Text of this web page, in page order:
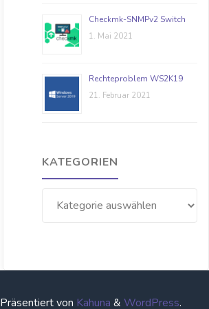
Checkmk-SNMPv2 Switch
1. Mai 2021
Rechteproblem WS2K19
21. Februar 2021
KATEGORIEN
Präsentiert von Kahuna & WordPress.